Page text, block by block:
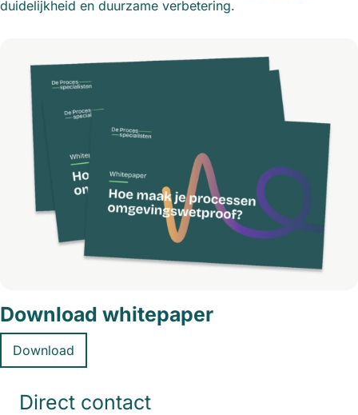
duidelijkheid en duurzame verbetering.
Download whitepaper
Download
Direct contact